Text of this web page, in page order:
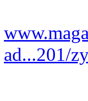
ad...201/